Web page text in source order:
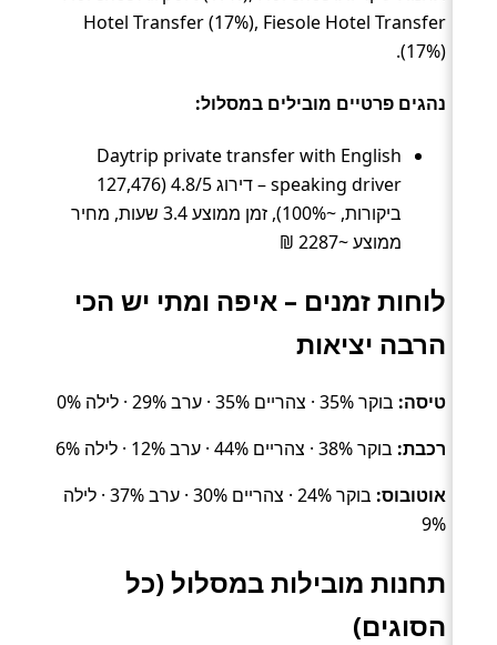
Hotel Transfer (17%), Fiesole Hotel Transfer
(17%).
נהגים פרטיים מובילים במסלול:
Daytrip private transfer with English
speaking driver – דירוג 4.8/5 (127,476
ביקורות, ~100%), זמן ממוצע 3.4 שעות, מחיר
ממוצע ~2287 ₪
לוחות זמנים – איפה ומתי יש הכי
הרבה יציאות
טיסה: בוקר 35% · צהריים 35% · ערב 29% · לילה 0%
רכבת: בוקר 38% · צהריים 44% · ערב 12% · לילה 6%
אוטובוס:
בוקר 24% · צהריים 30% · ערב 37% · לילה
9%
תחנות מובילות במסלול (כל
הסוגים)